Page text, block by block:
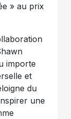
» au prix
importe
et
du
une